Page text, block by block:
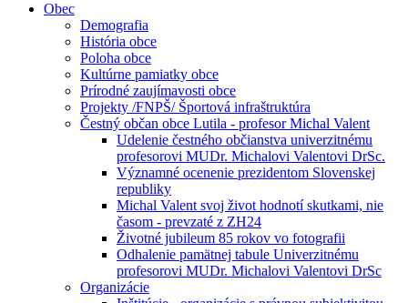
Obec
Demografia
História obce
Poloha obce
Kultúrne pamiatky obce
Prírodné zaujímavosti obce
Projekty /FNPŠ/ Športová infraštruktúra
Čestný občan obce Lutila - profesor Michal Valent
Udelenie čestného občianstva univerzitnému
profesorovi MUDr. Michalovi Valentovi DrSc.
Významné ocenenie prezidentom Slovenskej
republiky
Michal Valent svoj život hodnotí skutkami, nie
časom - prevzaté z ZH24
Životné jubileum 85 rokov vo fotografii
Odhalenie pamätnej tabule Univerzitnému
profesorovi MUDr. Michalovi Valentovi DrSc
Organizácie